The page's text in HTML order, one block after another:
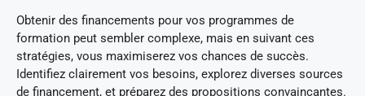
Obtenir des financements pour vos programmes de
formation peut sembler complexe, mais en suivant ces
stratégies, vous maximiserez vos chances de succès.
Identifiez clairement vos besoins, explorez diverses sources
de financement, et préparez des propositions convaincantes.